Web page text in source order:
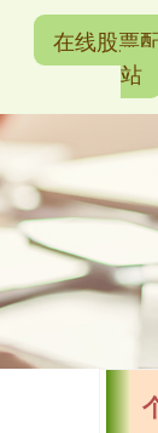
在线股票
站